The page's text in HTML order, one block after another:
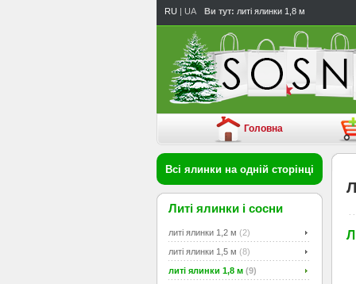
RU | UA Ви тут: литі ялинки 1,8 м
Головна
Всі ялинки на одній сторінці
Литі ялинки і сосни
литі ялинки 1,2 м (2)
литі ялинки 1,5 м (8)
литі ялинки 1,8 м (9)